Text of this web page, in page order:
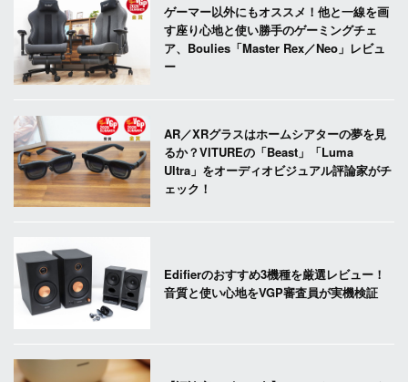
ゲーマー以外にもオススメ！他と一線を画
す座り心地と使い勝手のゲーミングチェ
ア、Boulies「Master Rex／Neo」レビュ
ー
AR／XRグラスはホームシアターの夢を見
るか？VITUREの「Beast」「Luma
Ultra」をオーディオビジュアル評論家がチ
ェック！
Edifierのおすすめ3機種を厳選レビュー！
音質と使い心地をVGP審査員が実機検証